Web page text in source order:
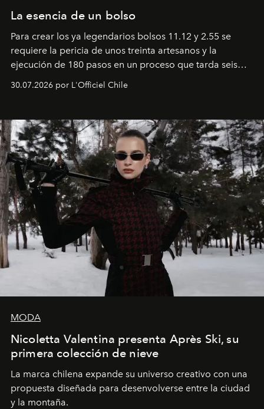
La esencia de un bolso
Para crear los ya legendarios bolsos 11.12 y 2.55 se
requiere la pericia de unos treinta artesanos y la
ejecución de 180 pasos en un proceso que tarda seis
semanas. Los expertos ponen en práctica una técnica
que se enseña solamente en la escuela de formación de
30.07.2026 por L'Officiel Chile
MODA
Nicoletta Valentina presenta Après Ski, su
primera colección de nieve
La marca chilena expande su universo creativo con una
propuesta diseñada para desenvolverse entre la ciudad
y la montaña.